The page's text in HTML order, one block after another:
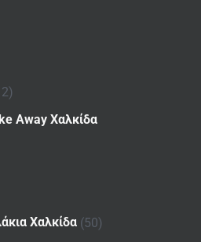
Away Χαλκίδα
Χαλκίδα (50)